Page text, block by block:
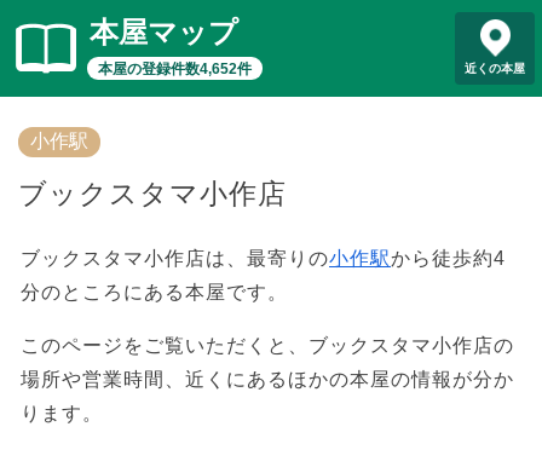
本屋マップ
本屋の登録件数4,652件 近くの本屋
小作駅
ブックスタマ小作店
ブックスタマ小作店は、最寄りの小作駅から徒歩約4
分のところにある本屋です。
このページをご覧いただくと、ブックスタマ小作店の
場所や営業時間、近くにあるほかの本屋の情報が分か
ります。